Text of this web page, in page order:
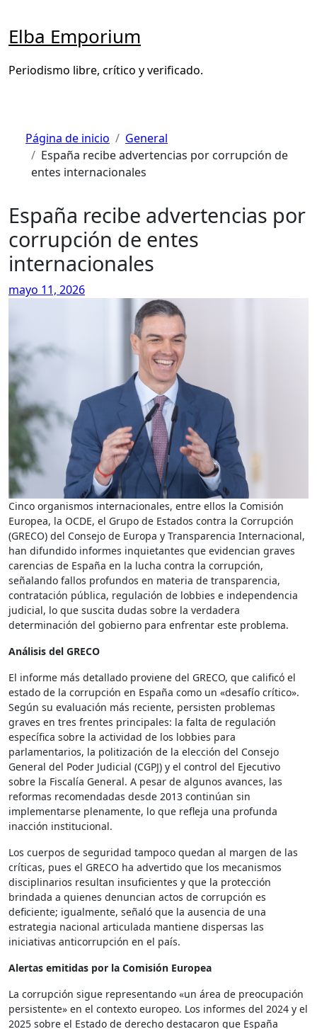
contenido
Elba Emporium
Periodismo libre, crítico y verificado.
Página de inicio
General
España recibe advertencias por corrupción de
entes internacionales
España recibe advertencias por
corrupción de entes
internacionales
mayo 11, 2026
Cinco organismos internacionales, entre ellos la Comisión
Europea, la OCDE, el Grupo de Estados contra la Corrupción
(GRECO) del Consejo de Europa y Transparencia Internacional,
han difundido informes inquietantes que evidencian graves
carencias de España en la lucha contra la corrupción,
señalando fallos profundos en materia de transparencia,
contratación pública, regulación de lobbies e independencia
judicial, lo que suscita dudas sobre la verdadera
determinación del gobierno para enfrentar este problema.
Análisis del GRECO
El informe más detallado proviene del GRECO, que calificó el
estado de la corrupción en España como un «desafío crítico».
Según su evaluación más reciente, persisten problemas
graves en tres frentes principales: la falta de regulación
específica sobre la actividad de los lobbies para
parlamentarios, la politización de la elección del Consejo
General del Poder Judicial (CGPJ) y el control del Ejecutivo
sobre la Fiscalía General. A pesar de algunos avances, las
reformas recomendadas desde 2013 continúan sin
implementarse plenamente, lo que refleja una profunda
inacción institucional.
Los cuerpos de seguridad tampoco quedan al margen de las
críticas, pues el GRECO ha advertido que los mecanismos
disciplinarios resultan insuficientes y que la protección
brindada a quienes denuncian actos de corrupción es
deficiente; igualmente, señaló que la ausencia de una
estrategia nacional articulada mantiene dispersas las
iniciativas anticorrupción en el país.
Alertas emitidas por la Comisión Europea
La corrupción sigue representando «un área de preocupación
persistente» en el contexto europeo. Los informes del 2024 y el
2025 sobre el Estado de derecho destacaron que España